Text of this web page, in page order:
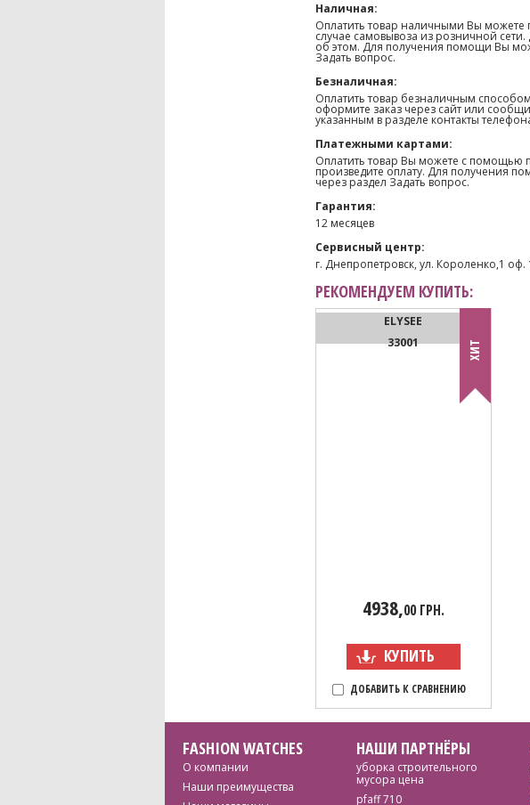
Наличная:
Оплатить товар наличными Вы можете
случае самовывоза из розничной
об этом. Для получения помощи Вы
Задать вопрос.
Безналичная:
Оплатить товар безналичным
оформите заказ через сайт или
указанным в разделе контакты
Платежными картами:
Оплатить товар Вы можете с помощью
произведите оплату. Для получения
через раздел Задать вопрос.
Гарантия:
12 месяцев
Сервисный центр:
г. Днепропетровск, ул. Короленко,1 оф.
РЕКОМЕНДУЕМ КУПИТЬ:
ХИТ
ELYSEE
33001
4938,00 ГРН.
КУПИТЬ
ДОБАВИТЬ К СРАВНЕНИЮ
FASHION WATCHES
О компании
Наши преимущества
НАШИ ПАРТНЁРЫ
уборка строительного
мусора цена
pfaff 710